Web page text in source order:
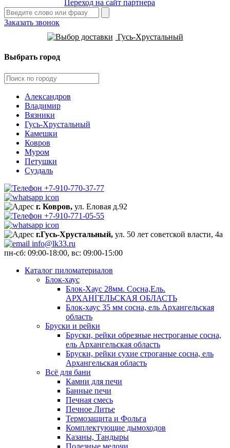
Переход на сайт партнера
Заказать звонок
Гусь-Хрустальный
Выбрать город
Александров
Владимир
Вязники
Гусь-Хрустальный
Камешки
Ковров
Муром
Петушки
Суздаль
+7-910-770-37-77
г. Ковров, ул. Еловая д.92
+7-910-771-05-55
г.Гусь-Хрустальный, ул. 50 лет советской власти, 4а
info@lk33.ru
пн-сб: 09:00-18:00, вс: 09:00-15:00
Каталог пиломатериалов
Блок-хаус
Блок-Хаус 28мм. Сосна,Ель.
АРХАНГЕЛЬСКАЯ ОБЛАСТЬ
Блок-хаус 35 мм сосна, ель Архангельская
область
Бруски и рейки
Бруски, рейки обрезные нестроганые сосна,
ель Архангельская область
Бруски, рейки сухие строганые сосна, ель
Архангельская область
Всё для бани
Камни для печи
Банные печи
Печная смесь
Печное Литье
Термозащита и Фольга
Комплектующие дымоходов
Казаны, Тандыры
Полезные мелочи